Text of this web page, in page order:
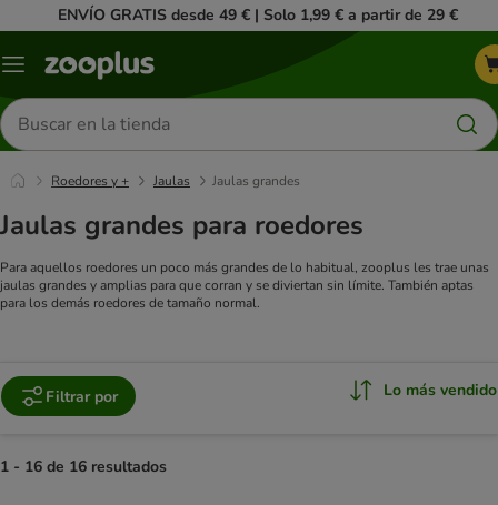
ENVÍO GRATIS desde 49 € | Solo 1,99 € a partir de 29 €
Menú
Buscar
productos
Roedores y + Jaulas Jaulas grandes
Jaulas grandes para roedores
Para aquellos roedores un poco más grandes de lo habitual, zooplus les trae unas
jaulas grandes y amplias para que corran y se diviertan sin límite. También aptas
para los demás roedores de tamaño normal.
Filtrar por Lo más vendido
1 - 16 de 16 resultados